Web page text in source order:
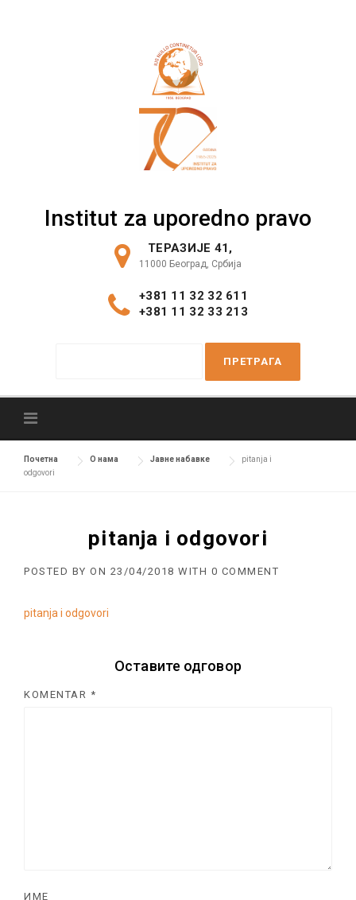
Institut za uporedno pravo
ТЕРАЗИЈЕ 41,
11000 Београд, Србија
+381 11 32 32 611
+381 11 32 33 213
h
f
Почетна О нама Јавне набавке
pitanja i
odgovori
pitanja i odgovori
POSTED BY ON 23/04/2018 WITH 0 COMMENT
pitanja i odgovori
Оставите одговор
KOMENTAR *
ИМЕ